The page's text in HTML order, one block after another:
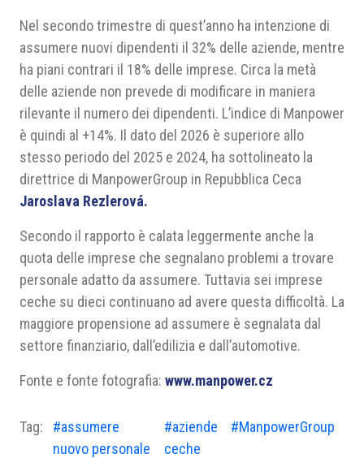
Nel secondo trimestre di quest’anno ha intenzione di
assumere nuovi dipendenti il 32% delle aziende, mentre
ha piani contrari il 18% delle imprese. Circa la metà
delle aziende non prevede di modificare in maniera
rilevante il numero dei dipendenti. L’indice di Manpower
è quindi al +14%. Il dato del 2026 è superiore allo
stesso periodo del 2025 e 2024, ha sottolineato la
direttrice di ManpowerGroup in Repubblica Ceca
Jaroslava Rezlerová.
Secondo il rapporto è calata leggermente anche la
quota delle imprese che segnalano problemi a trovare
personale adatto da assumere. Tuttavia sei imprese
ceche su dieci continuano ad avere questa difficoltà. La
maggiore propensione ad assumere è segnalata dal
settore finanziario, dall’edilizia e dall’automotive.
Fonte e fonte fotografia: www.manpower.cz
Tag:
#assumere
nuovo personale
#aziende
ceche
#ManpowerGroup